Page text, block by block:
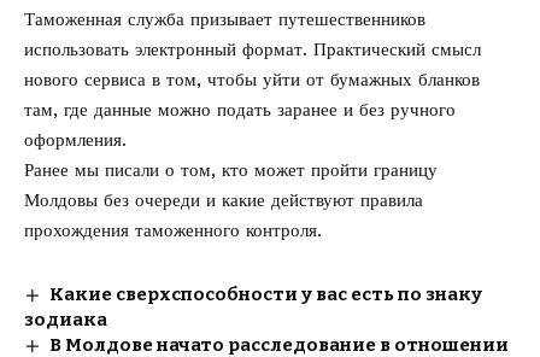
Таможенная служба призывает путешественников
использовать электронный формат. Практический смысл
нового сервиса в том, чтобы уйти от бумажных бланков
там, где данные можно подать заранее и без ручного
оформления.
Ранее мы писали о том, кто может пройти границу
Молдовы без очереди и какие действуют правила
прохождения таможенного контроля.
Какие сверхспособности у вас есть по знаку
зодиака
В Молдове начато расследование в отношении